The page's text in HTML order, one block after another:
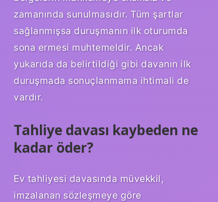
zamanında sunulmasıdır. Tüm şartlar
sağlanmışsa duruşmanın ilk oturumda
sona ermesi muhtemeldir. Ancak
yukarıda da belirtildiği gibi davanın ilk
duruşmada sonuçlanmama ihtimali de
vardır.
Tahliye davası kaybeden ne
kadar öder?
Ev tahliyesi davasında müvekkil,
imzalanan sözleşmeye göre